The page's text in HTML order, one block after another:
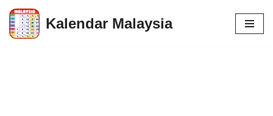
Skip
Kalendar Malaysia